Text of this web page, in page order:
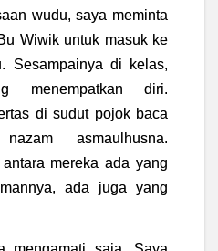
wudu, saya meminta
Wiwik untuk masuk ke
Sesampainya di kelas,
menempatkan diri.
di sudut pojok baca
asmaulhusna.
mereka ada yang
ada juga yang